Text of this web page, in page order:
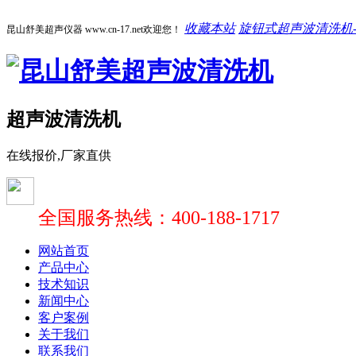
昆山舒美超声仪器 www.cn-17.net欢迎您！ 收藏本站 旋钮式超声波清洗机
超声波清洗机
在线报价,厂家直供
全国服务热线：400-188-1717
网站首页
产品中心
技术知识
新闻中心
客户案例
关于我们
联系我们